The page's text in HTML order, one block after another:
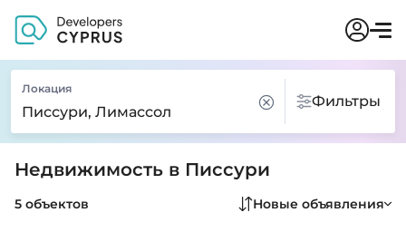
Локация
Фильтры
Недвижимость в Писсури
5 объектов Новые объявления